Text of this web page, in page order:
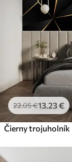
22.05€13.23€
Čierny trojuholník